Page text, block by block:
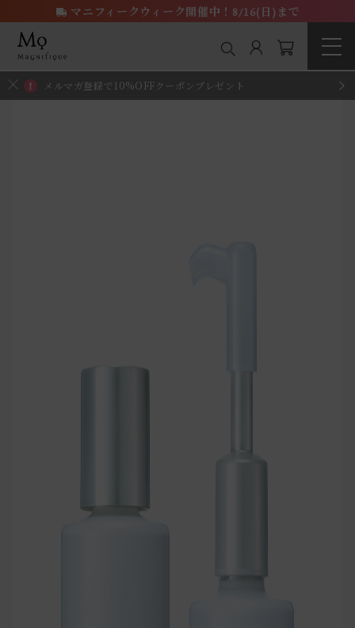
メルマガ登録で10%OFFクーポンプレゼント
マニフィークウィーク開催中！8/16(日)まで